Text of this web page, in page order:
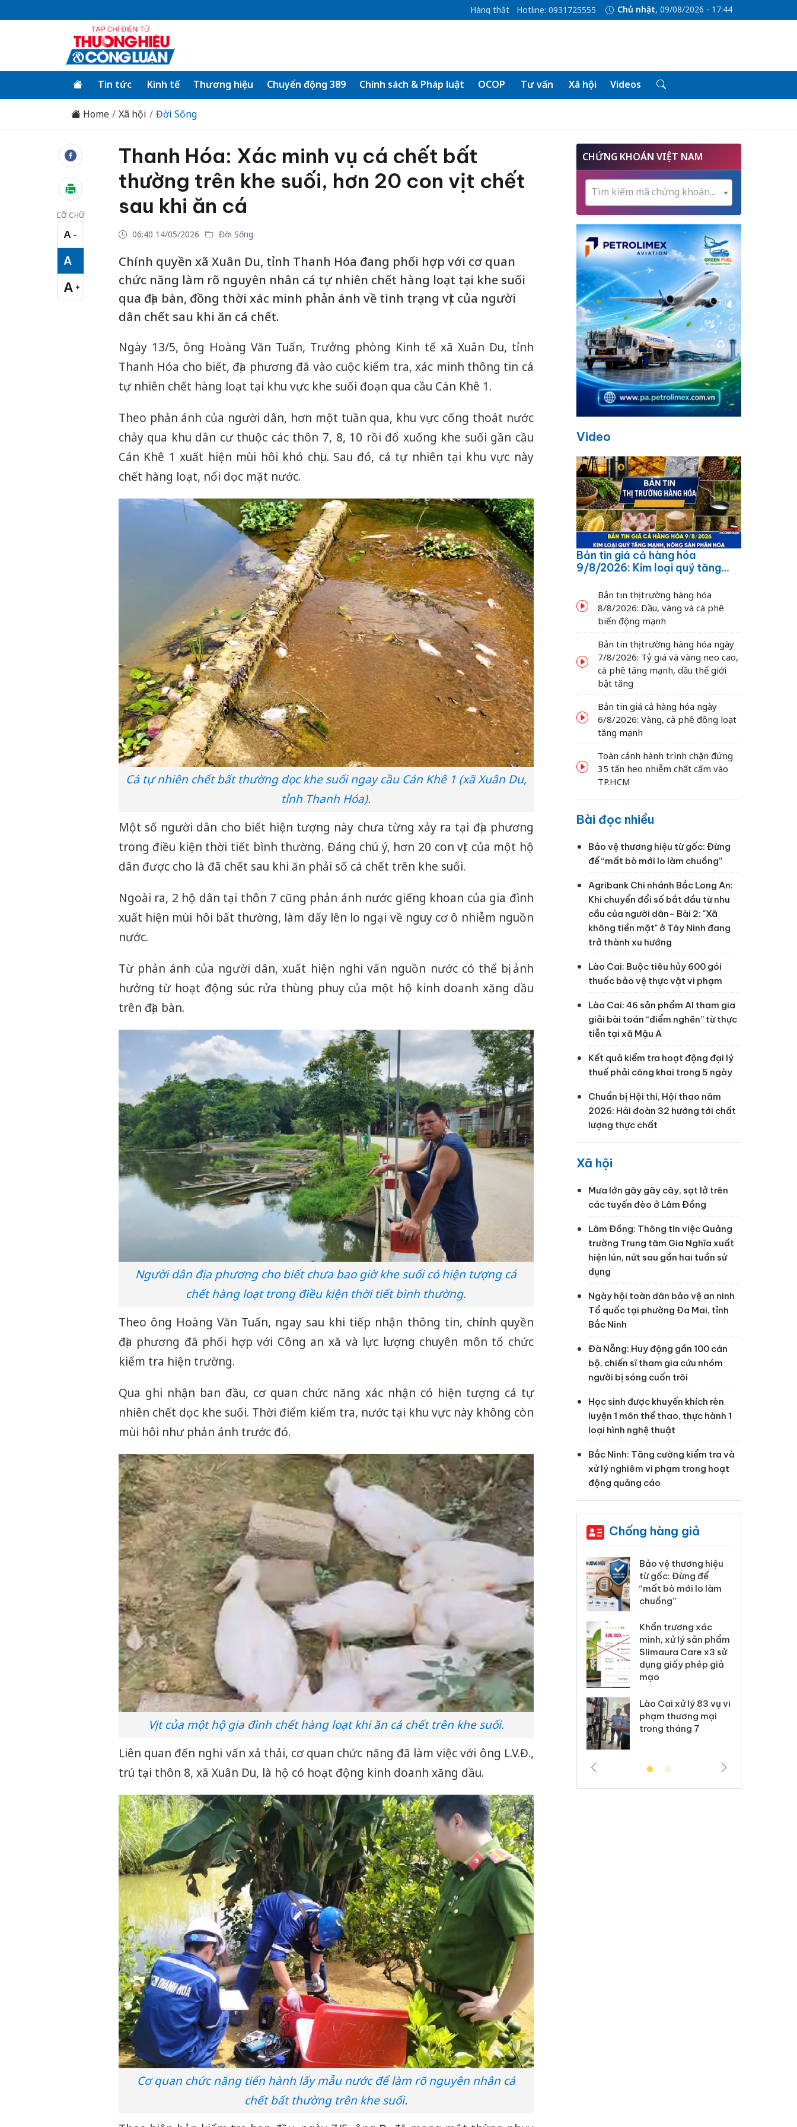
Hàng thật Hotline: 0931725555 Chủ nhật, 09/08/2026 - 17:44
Tin tức Kinh tế Thương hiệu Chuyển động 389 Chính sách & Pháp luật OCOP Tư vấn Xã hội Videos
Home Xã hội Đời Sống
CỠ CHỮ
A −
Cỡ chữ nhỏ
A
Cỡ chữ vừa
A +
Cỡ chữ lớn
Thanh Hóa: Xác minh vụ cá chết bất
thường trên khe suối, hơn 20 con vịt chết
sau khi ăn cá
06:40 14/05/2026 Đời Sống
Chính quyền xã Xuân Du, tỉnh Thanh Hóa đang phối hợp với cơ quan
chức năng làm rõ nguyên nhân cá tự nhiên chết hàng loạt tại khe suối
qua địa bàn, đồng thời xác minh phản ánh về tình trạng vịt của người
dân chết sau khi ăn cá chết.
Ngày 13/5, ông Hoàng Văn Tuấn, Trưởng phòng Kinh tế xã Xuân Du, tỉnh
Thanh Hóa cho biết, địa phương đã vào cuộc kiểm tra, xác minh thông tin cá
tự nhiên chết hàng loạt tại khu vực khe suối đoạn qua cầu Cán Khê 1.
Theo phản ánh của người dân, hơn một tuần qua, khu vực cống thoát nước
chảy qua khu dân cư thuộc các thôn 7, 8, 10 rồi đổ xuống khe suối gần cầu
Cán Khê 1 xuất hiện mùi hôi khó chịu. Sau đó, cá tự nhiên tại khu vực này
chết hàng loạt, nổi dọc mặt nước.
Cá tự nhiên chết bất thường dọc khe suối ngay cầu Cán Khê 1 (xã Xuân Du,
tỉnh Thanh Hóa).
Một số người dân cho biết hiện tượng này chưa từng xảy ra tại địa phương
trong điều kiện thời tiết bình thường. Đáng chú ý, hơn 20 con vịt của một hộ
dân được cho là đã chết sau khi ăn phải số cá chết trên khe suối.
Ngoài ra, 2 hộ dân tại thôn 7 cũng phản ánh nước giếng khoan của gia đình
xuất hiện mùi hôi bất thường, làm dấy lên lo ngại về nguy cơ ô nhiễm nguồn
nước.
Từ phản ánh của người dân, xuất hiện nghi vấn nguồn nước có thể bị ảnh
hưởng từ hoạt động súc rửa thùng phuy của một hộ kinh doanh xăng dầu
trên địa bàn.
Người dân địa phương cho biết chưa bao giờ khe suối có hiện tượng cá
chết hàng loạt trong điều kiện thời tiết bình thường.
Theo ông Hoàng Văn Tuấn, ngay sau khi tiếp nhận thông tin, chính quyền
địa phương đã phối hợp với Công an xã và lực lượng chuyên môn tổ chức
kiểm tra hiện trường.
Qua ghi nhận ban đầu, cơ quan chức năng xác nhận có hiện tượng cá tự
nhiên chết dọc khe suối. Thời điểm kiểm tra, nước tại khu vực này không còn
mùi hôi như phản ánh trước đó.
Vịt của một hộ gia đình chết hàng loạt khi ăn cá chết trên khe suối.
Liên quan đến nghi vấn xả thải, cơ quan chức năng đã làm việc với ông L.V.Đ.,
trú tại thôn 8, xã Xuân Du, là hộ có hoạt động kinh doanh xăng dầu.
Cơ quan chức năng tiến hành lấy mẫu nước để làm rõ nguyên nhân cá
chết bất thường trên khe suối.
CHỨNG KHOÁN VIỆT NAM
Tìm kiếm mã chứng khoán...
Video
Bản tin giá cả hàng hóa
9/8/2026: Kim loại quý tăng
Bản tin thị trường hàng hóa
8/8/2026: Dầu, vàng và cà phê
biến động mạnh
Bản tin thị trường hàng hóa ngày
7/8/2026: Tỷ giá và vàng neo cao,
cà phê tăng mạnh, dầu thế giới
bật tăng
Bản tin giá cả hàng hóa ngày
6/8/2026: Vàng, cà phê đồng loạt
tăng mạnh
Toàn cảnh hành trình chặn đứng
35 tấn heo nhiễm chất cấm vào
TP.HCM
Bài đọc nhiều
Bảo vệ thương hiệu từ gốc: Đừng
để “mất bò mới lo làm chuồng”
Agribank Chi nhánh Bắc Long An:
Khi chuyển đổi số bắt đầu từ nhu
cầu của người dân- Bài 2: "Xã
không tiền mặt" ở Tây Ninh đang
trở thành xu hướng
Lào Cai: Buộc tiêu hủy 600 gói
thuốc bảo vệ thực vật vi phạm
Lào Cai: 46 sản phẩm AI tham gia
giải bài toán “điểm nghẽn” từ thực
tiễn tại xã Mậu A
Kết quả kiểm tra hoạt động đại lý
thuế phải công khai trong 5 ngày
Chuẩn bị Hội thi, Hội thao năm
2026: Hải đoàn 32 hướng tới chất
lượng thực chất
Xã hội
Mưa lớn gây gãy cây, sạt lở trên
các tuyến đèo ở Lâm Đồng
Lâm Đồng: Thông tin việc Quảng
trường Trung tâm Gia Nghĩa xuất
hiện lún, nứt sau gần hai tuần sử
dụng
Ngày hội toàn dân bảo vệ an ninh
Tổ quốc tại phường Đa Mai, tỉnh
Bắc Ninh
Đà Nẵng: Huy động gần 100 cán
bộ, chiến sĩ tham gia cứu nhóm
người bị sóng cuốn trôi
Học sinh được khuyến khích rèn
luyện 1 môn thể thao, thực hành 1
loại hình nghệ thuật
Bắc Ninh: Tăng cường kiểm tra và
xử lý nghiêm vi phạm trong hoạt
động quảng cáo
Chống hàng giả
kinh doanh bán hàng
giả mạo nhãn hiệu
Adidas, Nike
Cà Mau: Tiêu hủy
công khai hàng ngàn
sản phẩm nhập lậu,
bảo vệ môi trường
kinh doanh
Công an Thanh Hóa
tìm bị hại trong vụ
án sản xuất, buôn
Bảo vệ thương hiệu
từ gốc: Đừng để
“mất bò mới lo làm
chuồng”
Khẩn trương xác
minh, xử lý sản phẩm
Slimaura Care x3 sử
dụng giấy phép giả
mạo
Lào Cai xử lý 83 vụ vi
phạm thương mại
trong tháng 7